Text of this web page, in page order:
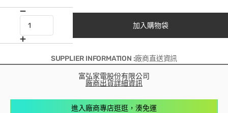
加入購物袋
SUPPLIER INFORMATION :廠商直送資訊
富弘家電股份有限公司
廠商出貨詳細資訊
進入廠商專店逛逛，湊免運